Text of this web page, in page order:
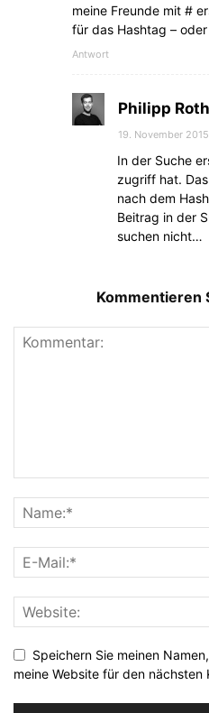
meine Freunde mit #
für das Hashtag –
Antwort
Philipp Roth
19. November
In der Suche
zugriff hat.
nach dem
Beitrag in der
suchen nicht…
Kommentieren
Speichern Sie meinen
meine Website für den nächsten